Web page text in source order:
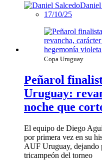
Daniel
17/10/25
Copa Uruguay
Peñarol
Uruguay:
noche que
El equipo de Diego
por primera vez en su
AUF Uruguay, dejando
tricampeón del torneo